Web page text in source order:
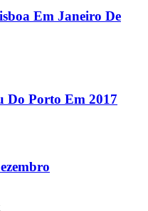
Em Janeiro De
Do Porto Em 2017